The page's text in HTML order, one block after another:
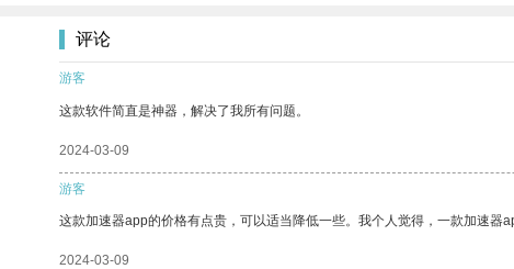
评论
游客
这款软件简直是神器，解决了我所有问题。
2024-03-09
游客
这款加速器app的价格有点贵，可以适当降低一些。我个人觉得，一款加速器
2024-03-09